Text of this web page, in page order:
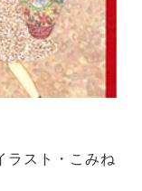
ラスト・こみね